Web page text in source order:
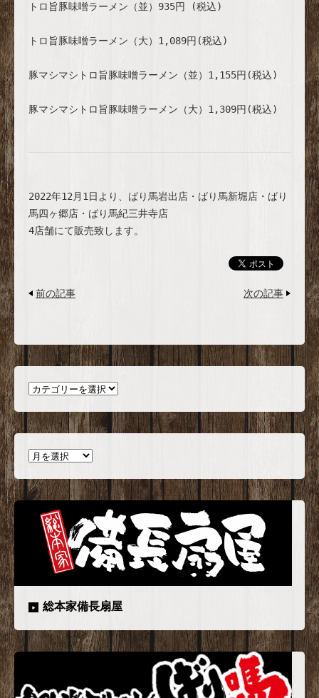
トロ旨豚味噌ラーメン（並）935円 (税込)
トロ旨豚味噌ラーメン（大）1,089円(税込)
豚マシマシトロ旨豚味噌ラーメン（並）1,155円(税込)
2022年12月1日より、ばり馬岩出店・ばり馬新堀店・ばり
馬四ヶ郷店・ばり馬紀三井寺店
4店舗にて販売致します。
前の記事 次の記事
総本家備長扇屋